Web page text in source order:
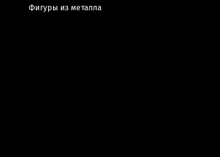
Фигуры из металла